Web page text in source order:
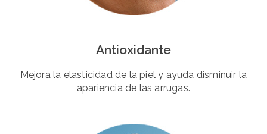
Antioxidante
Mejora la elasticidad de la piel y ayuda disminuir la
apariencia de las arrugas.